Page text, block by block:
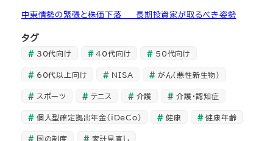
中東情勢の緊張と株価下落 ― 長期投資家が取るべき姿勢
タグ
30代向け 40代向け 50代向け
60代以上向け NISA がん（悪性新生物）
スポーツ テニス 介護 介護・認知症
個人型確定拠出年金（iDeCo） 健康 健康年齢
国の制度 家計見直し